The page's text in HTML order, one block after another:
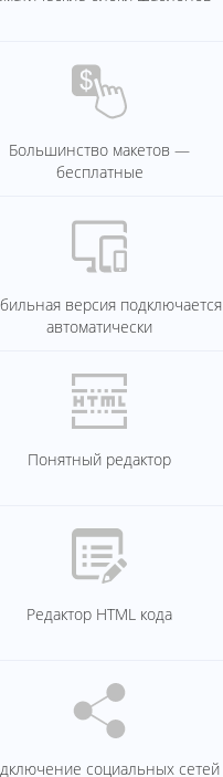
Большинство макетов —
бесплатные
версия подключается
автоматически
Понятный редактор
Редактор HTML кода
социальных сетей